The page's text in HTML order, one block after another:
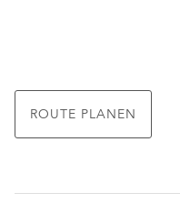
ROUTE PLANEN